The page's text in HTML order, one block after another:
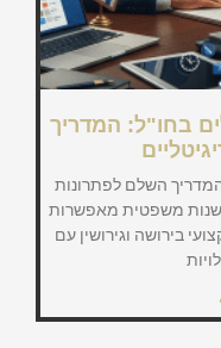
בחו"ל: המדריך
השלם לפתרונות
משפטית מאפשרות
בירושה וגירושין עם